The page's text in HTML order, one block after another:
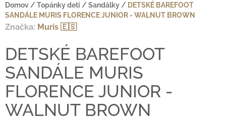
Domov / Topánky deti / Sandálky / DETSKÉ BAREFOOT
SANDÁLE MURIS FLORENCE JUNIOR - WALNUT BROWN
DETSKÉ BAREFOOT
SANDÁLE MURIS
FLORENCE JUNIOR -
WALNUT BROWN
Značka: Muris 🇪🇸